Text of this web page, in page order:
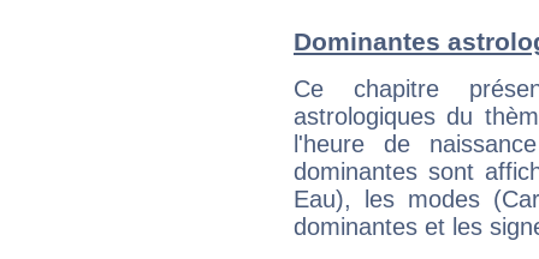
Dominantes
Ce chapitre
astrologiques du
l'heure de
dominantes sont
Eau), les modes
dominantes et les